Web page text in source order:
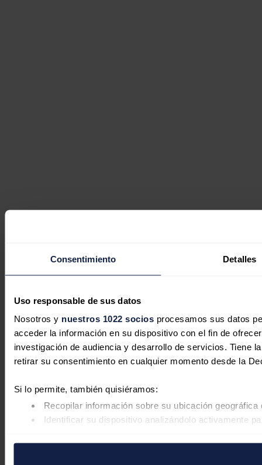
Consentimiento Detalles
Uso responsable de sus datos
Nosotros y nuestros 1022 sociosprocesamos sus datos
acceder la información en su dispositivo con el fin de
investigación de audiencia y desarrollo de servicios. Tiene
retirar su consentimiento en cualquier momento desde la
Si lo permite, también quisiéramos:
Recopilar información sobre su ubicación
Identificar su dispositivo analizándolo activamente